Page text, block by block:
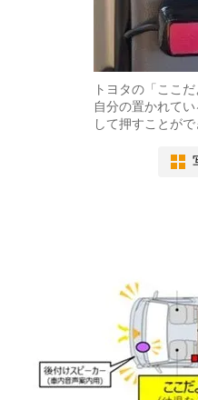
トヨタの「ここ
自分の置かれて
して押すことが